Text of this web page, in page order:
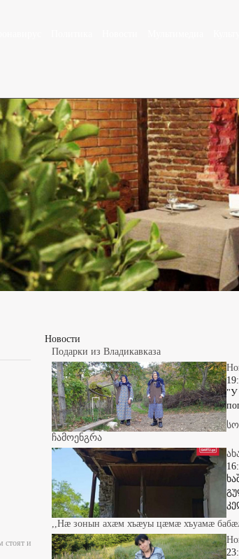
стоят и
Новости
Подарки из Владикавказа
"У
ჩამოენგრა
,,Нæ зонын ахæм хъæуы цæмæ хъуамæ